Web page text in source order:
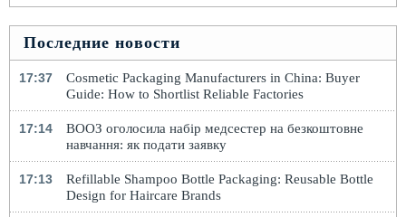
Последние новости
17:37
Cosmetic Packaging Manufacturers in China: Buyer
Guide: How to Shortlist Reliable Factories
17:14
ВООЗ оголосила набір медсестер на безкоштовне
навчання: як подати заявку
17:13
Refillable Shampoo Bottle Packaging: Reusable Bottle
Design for Haircare Brands